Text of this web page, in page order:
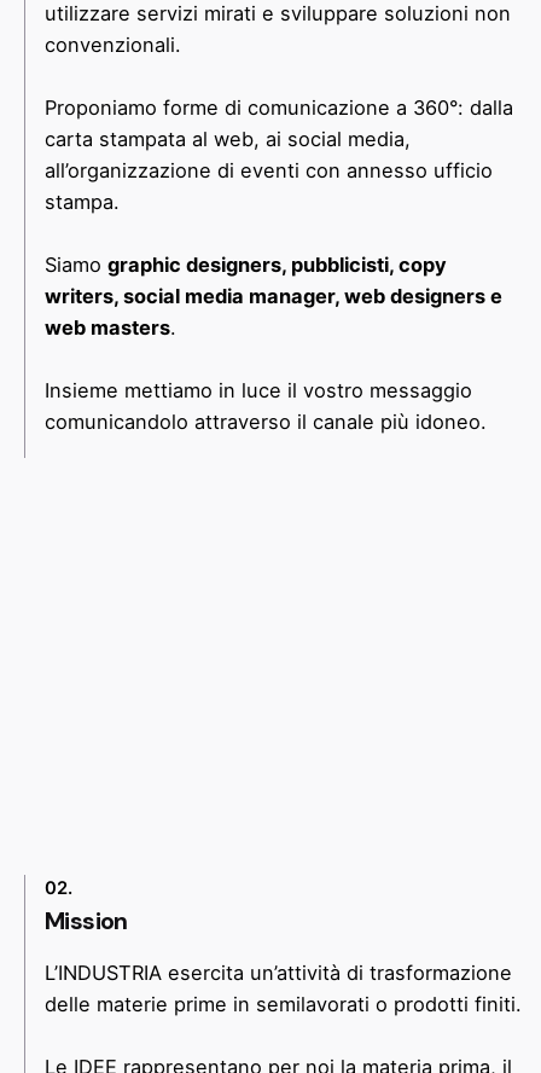
utilizzare servizi mirati e sviluppare soluzioni non
convenzionali.
Proponiamo forme di comunicazione a 360°: dalla
carta stampata al web, ai social media,
all’organizzazione di eventi con annesso ufficio
stampa.
Siamo graphic designers, pubblicisti, copy
writers, social media manager, web designers e
web masters.
Insieme mettiamo in luce il vostro messaggio
comunicandolo attraverso il canale più idoneo.
02.
Mission
L’INDUSTRIA esercita un’attività di trasformazione
delle materie prime in semilavorati o prodotti finiti.
Le IDEE rappresentano per noi la materia prima, il